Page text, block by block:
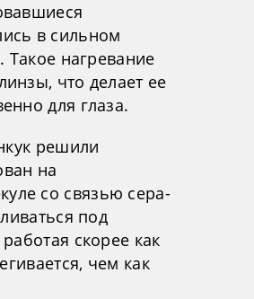
в сильном
нагревание
что делает ее
для глаза.
решили
на
со связью сера-
под
скорее как
чем как